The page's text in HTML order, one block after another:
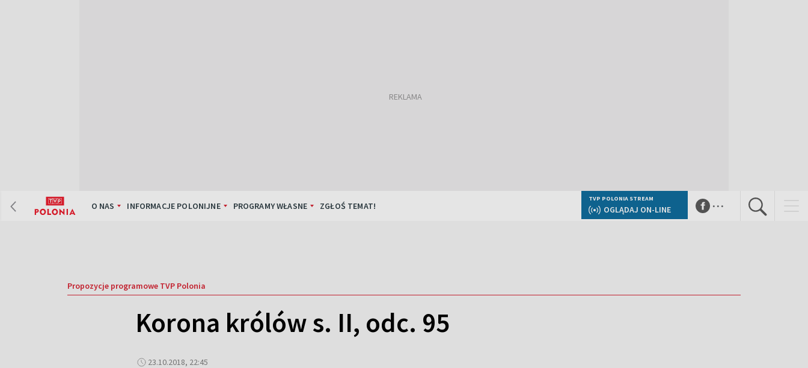
O NAS INFORMACJE POLONIJNE PROGRAMY WŁASNE ZGŁOŚ TEMAT!
TVP POLONIA STREAM
OGLĄDAJ ON-LINE ...
Propozycje programowe TVP Polonia
Korona królów s. II, odc. 95
23.10.2018, 22:45